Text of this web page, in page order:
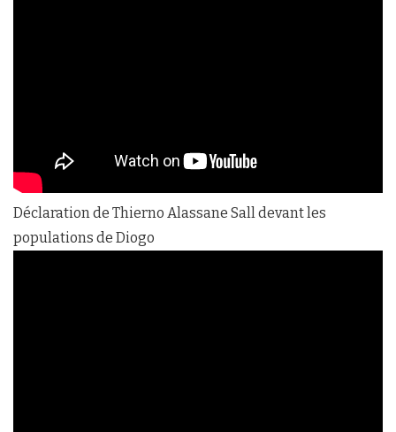
Déclaration de Thierno Alassane Sall devant les
populations de Diogo